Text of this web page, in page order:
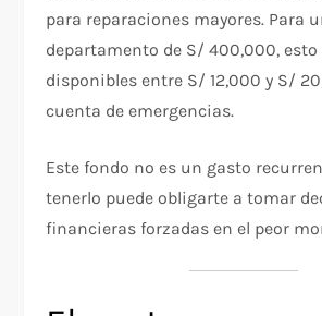
para reparaciones mayores. Para
departamento de S/ 400,000,
disponibles entre S/ 12,000 y S/
cuenta de emergencias.
Este fondo no es un gasto
tenerlo puede obligarte a tomar
financieras forzadas en el peor